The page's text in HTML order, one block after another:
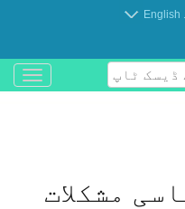
.
English
ڈیسک ٹاپ
باز
و
مشكلات